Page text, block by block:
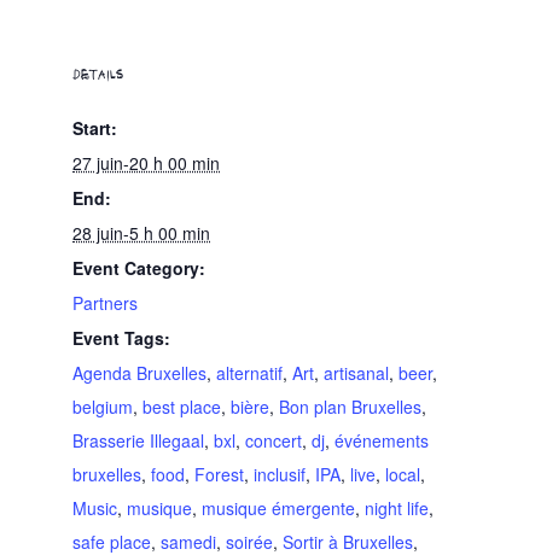
DETAILS
Start:
27 juin-20 h 00 min
End:
28 juin-5 h 00 min
Event Category:
Partners
Event Tags:
Agenda Bruxelles,alternatif,Art,artisanal,beer,
belgium,best place,bière, Bon plan Bruxelles,
Brasserie Illegaal,bxl,concert,dj,événements
bruxelles,food, Forest,inclusif, IPA, live, local,
Music, musique, musique émergente, night life,
safe place,samedi,soirée,Sortir à Bruxelles,